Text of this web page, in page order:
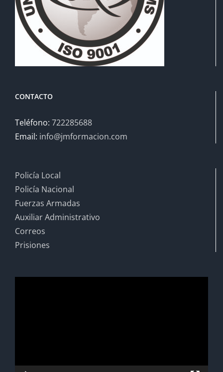
CONTACTO
Teléfono: 722285688
Email: info@jmformacion.com
Policía Local
Policía Nacional
Fuerzas Armadas
Auxiliar Administrativo
Correos
Prisiones